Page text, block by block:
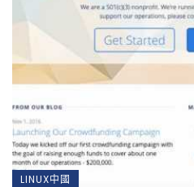
LINUX中國